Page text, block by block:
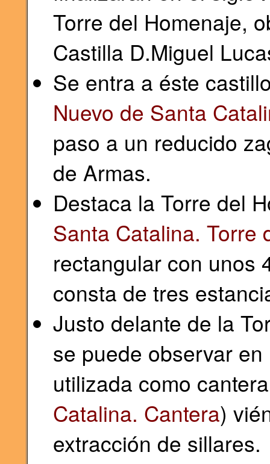
Torre del Homenaje,
Castilla D.Miguel
Se entra a éste
Nuevo de Santa
paso a un reducido
de Armas.
Destaca la Torre del
Santa Catalina. Torre
rectangular con unos
consta de tres
Justo delante de la
se puede observar
utilizada como
Catalina. Cantera)
extracción de sillares.